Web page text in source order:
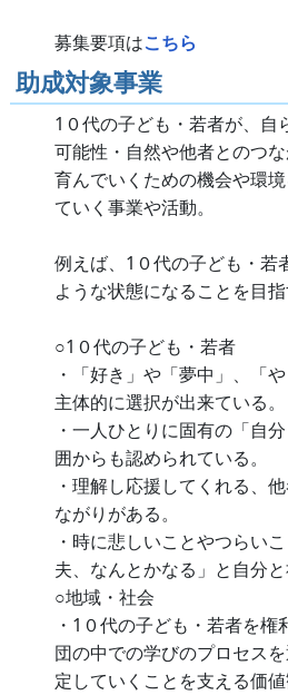
募集要項はこちら
助成対象事業
1０代の子ども・若者が、自
可能性・自然や他者とのつ
育んでいくための機会や環
ていく事業や活動。
例えば、1０代の子ども・若
ような状態になることを目
○1０代の子ども・若者
・「好き」や「夢中」、「
主体的に選択が出来ている。
・一人ひとりに固有の「自
囲からも認められている。
・理解し応援してくれる、
ながりがある。
・時に悲しいことやつらい
夫、なんとかなる」と自分と
○地域・社会
・1０代の子ども・若者を
団の中での学びのプロセス
定していくことを支える価